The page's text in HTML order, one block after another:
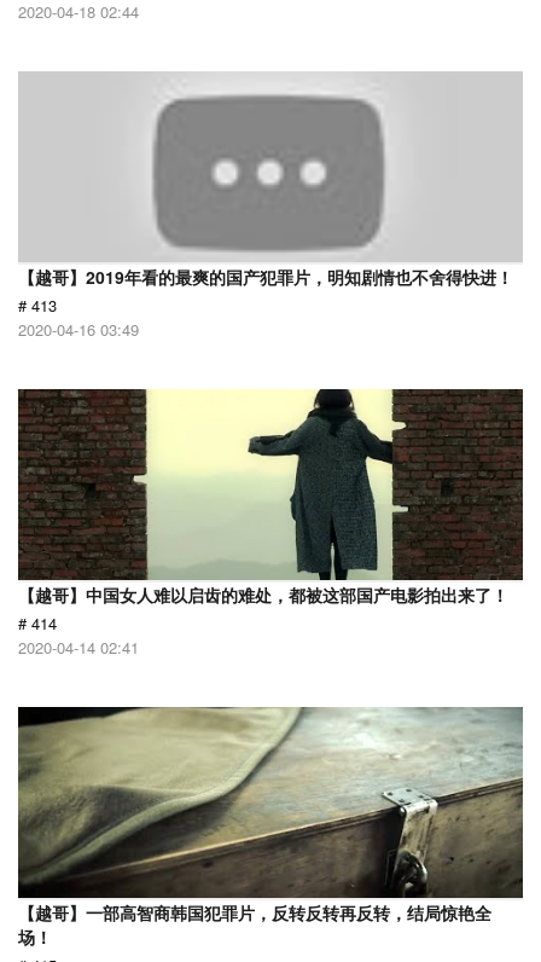
2020-04-18 02:44
【越哥】2019年看的最爽的国产犯罪片，明知剧情也不舍得快进！
# 413
2020-04-16 03:49
【越哥】中国女人难以启齿的难处，都被这部国产电影拍出来了！
# 414
2020-04-14 02:41
【越哥】一部高智商韩国犯罪片，反转反转再反转，结局惊艳全
场！